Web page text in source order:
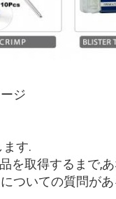
ジ
す.
を取得するまで,
ついての質問が